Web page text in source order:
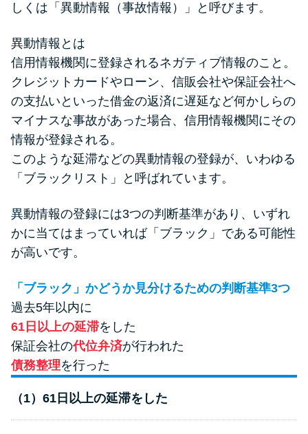
申し込みブラックとは?判断の目
ブラックでもお金を借りるに
は？3つの判断基準と工面法
アコムはブラックでも審査に通
る？ 自分がブラックか確かめる
方法
アコムとレイクどっちがいい
の？ カードローンの選び方を徹
プロミスの返済方法を徹底解
方法はどれ？
年収が低い＆他社借入があると
を分析
しくは「異動情報（事故情報）」と呼びます。
異動情報とは
信用情報機関に登録されるネガティブ情報のこと。
クレジットカードやローン、信販会社や保証会社へ
の支払いといった借金の返済に遅延など何かしらの
マイナスな事故があった場合、信用情報機関にその
情報が登録される。
このような延滞などの異動情報の登録が、いわゆる
「ブラックリスト」と呼ばれています。
異動情報の登録には3つの判断基準があり、いずれ
かに当てはまっていれば「ブラック」である可能性
が高いです。
「ブラック」かどうか見分けるための判断基準3つ
過去5年以内に
61日以上の延滞をした
保証会社の代位弁済が行われた
債務整理を行った
（1）61日以上の延滞をした